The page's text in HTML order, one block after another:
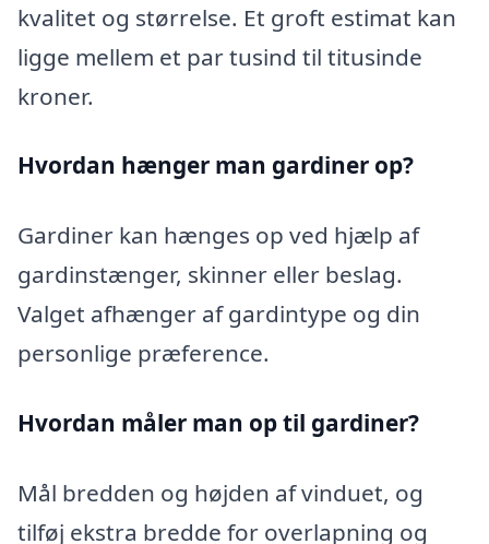
kvalitet og størrelse. Et groft estimat kan
ligge mellem et par tusind til titusinde
kroner.
Hvordan hænger man gardiner op?
Gardiner kan hænges op ved hjælp af
gardinstænger, skinner eller beslag.
Valget afhænger af gardintype og din
personlige præference.
Hvordan måler man op til gardiner?
Mål bredden og højden af vinduet, og
tilføj ekstra bredde for overlapning og